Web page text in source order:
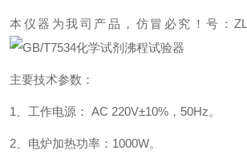
本仪器为我司产品，仿冒必究！号：ZL
主要技术参数：
1、工作电源： AC 220V±10%，50Hz。
2、电炉加热功率：1000W。